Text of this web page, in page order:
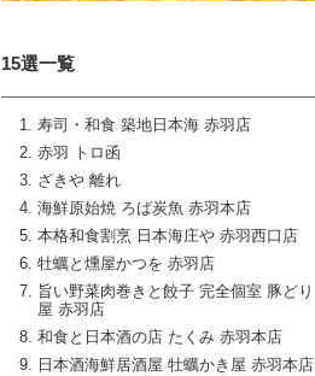
15選一覧
寿司・和食 築地日本海 赤羽店
赤羽 トロ函
ざきや 離れ
海鮮原始焼 ろば炭魚 赤羽本店
本格和食割烹 日本海庄や 赤羽西口店
牡蠣と燻屋かつを 赤羽店
旨い野菜肉巻きと餃子 完全個室 豚どり
屋 赤羽店
和食と日本酒の店 たくみ 赤羽本店
日本酒海鮮居酒屋 牡蠣かき屋 赤羽本店